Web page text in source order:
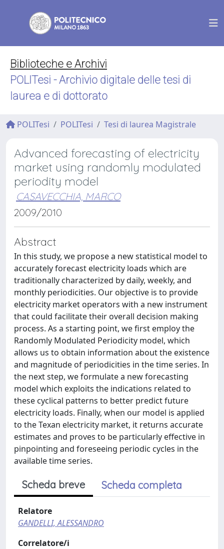
Biblioteche e Archivi
POLITesi - Archivio digitale delle tesi di
laurea e di dottorato
POLITesi POLITesi Tesi di laurea Magistrale
Advanced forecasting of electricity
market using randomly modulated
periodity model
CASAVECCHIA, MARCO
2009/2010
Abstract
In this study, we propose a new statistical model to
accurately forecast electricity loads which are
traditionally characterized by daily, weekly, and
monthly periodicities. Our objective is to provide
electricity market operators with a new instrument
that could facilitate their overall decision making
process. As a starting point, we first employ the
Randomly Modulated Periodicity model, which
allows us to obtain information about the existence
and magnitude of periodicities in the time series. In
the next step, we formulate a new forecasting
model which exploits the indications related to
these cyclical patterns to better predict future
electricity loads. Finally, when our model is applied
to the Texan electricity market, it returns accurate
estimates and proves to be particularly effective in
pinpointing and foreseeing periodic cycles in the
available time series.
Scheda breve Scheda completa
Relatore
GANDELLI, ALESSANDRO
Correlatore/i